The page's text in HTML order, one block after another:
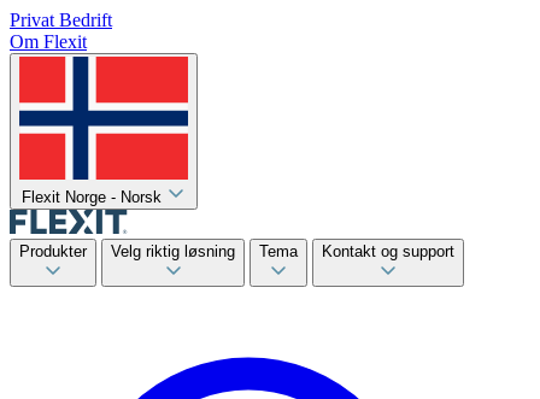
Privat Bedrift
Om Flexit
Flexit Norge - Norsk
Produkter Velg riktig løsning Tema Kontakt og support